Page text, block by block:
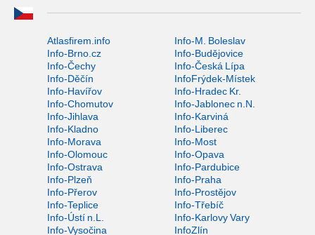
Atlasfirem.info
Info-M. Boleslav
Info-Brno.cz
Info-Budějovice
Info-Čechy
Info-Česká Lípa
Info-Děčín
InfoFrýdek-Místek
Info-Havířov
Info-Hradec Kr.
Info-Chomutov
Info-Jablonec n.N.
Info-Jihlava
Info-Karviná
Info-Kladno
Info-Liberec
Info-Morava
Info-Most
Info-Olomouc
Info-Opava
Info-Ostrava
Info-Pardubice
Info-Plzeň
Info-Praha
Info-Přerov
Info-Prostějov
Info-Teplice
Info-Třebíč
Info-Ústí n.L.
Info-Karlovy Vary
Info-Vysočina
InfoZlín